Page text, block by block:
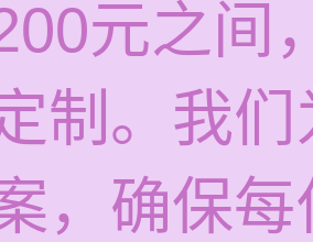
元之间
制。我
，确保